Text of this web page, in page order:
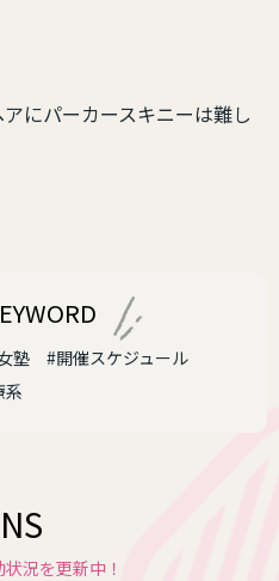
にパーカースキニーは難し
塾
#開催スケジュール
系
況を更新中！